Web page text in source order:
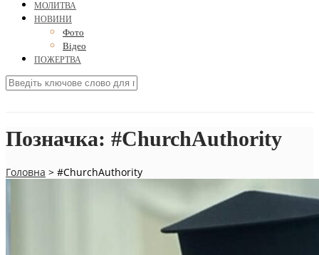
МОЛИТВА
НОВИНИ
Фото
Відео
ПОЖЕРТВА
Позначка: #ChurchAuthority
Головна > #ChurchAuthority